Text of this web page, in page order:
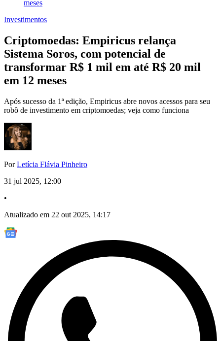
meses
Investimentos
Criptomoedas: Empiricus relança
Sistema Soros, com potencial de
transformar R$ 1 mil em até R$ 20 mil
em 12 meses
Após sucesso da 1ª edição, Empiricus abre novos acessos para seu
robô de investimento em criptomoedas; veja como funciona
PorLetícia Flávia Pinheiro
31 jul 2025, 12:00
•
Atualizado em 22 out 2025, 14:17